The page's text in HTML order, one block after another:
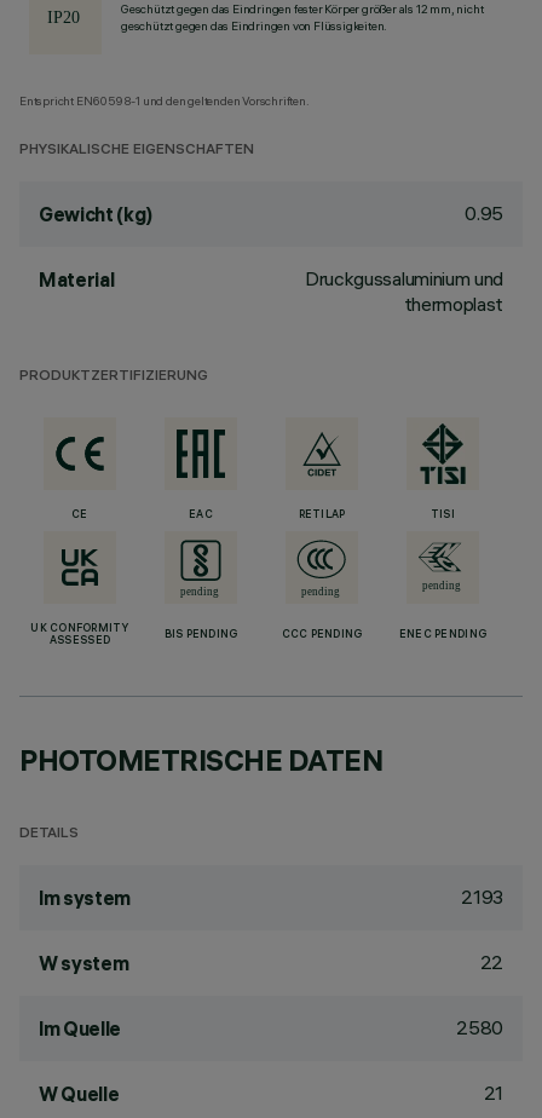
Geschützt gegen das Eindringen fester Körper größer als 12 mm, nicht
geschützt gegen das Eindringen von Flüssigkeiten.
Entspricht EN60598-1 und den geltenden Vorschriften.
PHYSIKALISCHE EIGENSCHAFTEN
Gewicht (kg) 0.95
Material
Druckgussaluminium und
thermoplast
PRODUKTZERTIFIZIERUNG
CE EAC RETILAP TISI
UK CONFORMITY
ASSESSED
BIS PENDING CCC PENDING ENEC PENDING
PHOTOMETRISCHE DATEN
DETAILS
lm system 2193
W system 22
lm Quelle 2580
W Quelle 21